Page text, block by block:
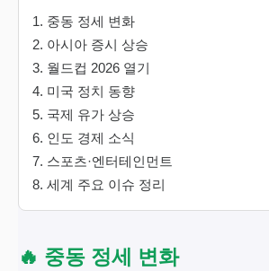
중동 정세 변화
아시아 증시 상승
월드컵 2026 열기
미국 정치 동향
국제 유가 상승
인도 경제 소식
스포츠·엔터테인먼트
세계 주요 이슈 정리
🔥 중동 정세 변화